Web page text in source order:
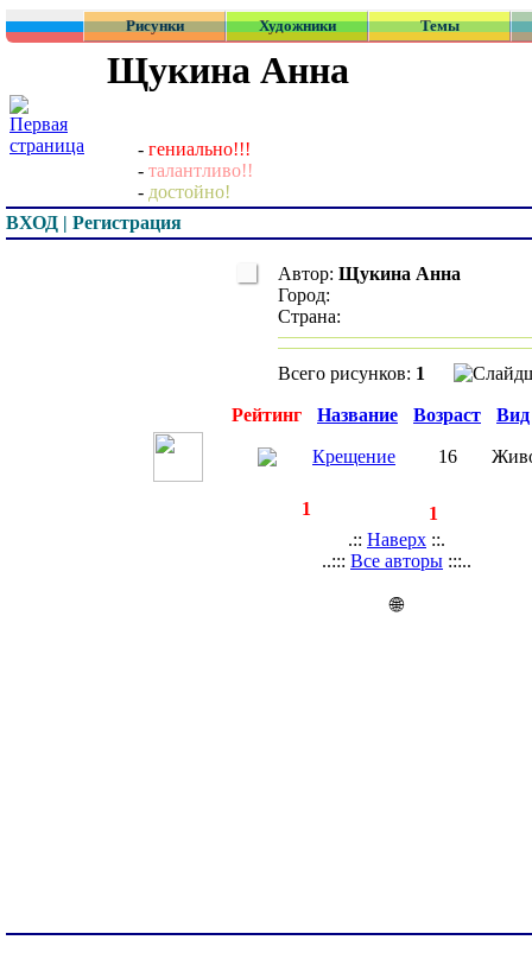
Рисунки Художники Темы
Щукина Анна
- гениально!!!
- талантливо!!
- достойно!
ВХОД | Регистрация
Автор: Щукина Анна
Город:
Страна:
Всего рисунков: 1
Рейтинг Название Возраст Вид
Крещение 16
1
1
.:: Наверх ::.
..::: Все авторы :::..
🌐